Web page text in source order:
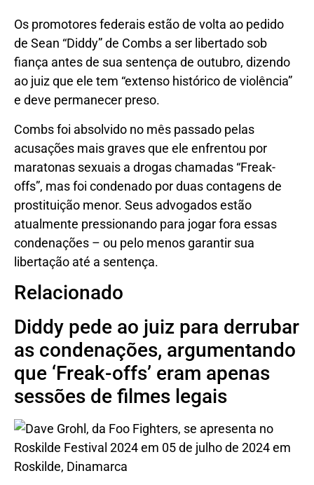
Os promotores federais estão de volta ao pedido
de Sean “Diddy” de Combs a ser libertado sob
fiança antes de sua sentença de outubro, dizendo
ao juiz que ele tem “extenso histórico de violência”
e deve permanecer preso.
Combs foi absolvido no mês passado pelas
acusações mais graves que ele enfrentou por
maratonas sexuais a drogas chamadas “Freak-
offs”, mas foi condenado por duas contagens de
prostituição menor. Seus advogados estão
atualmente pressionando para jogar fora essas
condenações – ou pelo menos garantir sua
libertação até a sentença.
Relacionado
Diddy pede ao juiz para derrubar
as condenações, argumentando
que ‘Freak-offs’ eram apenas
sessões de filmes legais